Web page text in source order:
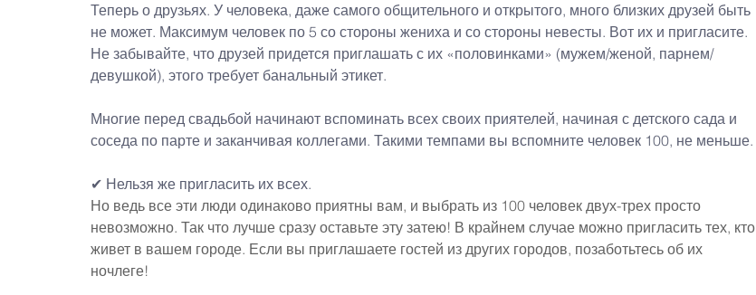
Теперь о друзьях. У человека, даже самого общительного и открытого, много близких друзей быть
не может. Максимум человек по 5 со стороны жениха и со стороны невесты. Вот их и пригласите.
Не забывайте, что друзей придется приглашать с их «половинками» (мужем/женой, парнем/
девушкой), этого требует банальный этикет.
Многие перед свадьбой начинают вспоминать всех своих приятелей, начиная с детского сада и
соседа по парте и заканчивая коллегами. Такими темпами вы вспомните человек 100, не меньше.
✔ Нельзя же пригласить их всех.
Но ведь все эти люди одинаково приятны вам, и выбрать из 100 человек двух-трех просто
невозможно. Так что лучше сразу оставьте эту затею! В крайнем случае можно пригласить тех, кто
живет в вашем городе. Если вы приглашаете гостей из других городов, позаботьтесь об их
ночлеге!